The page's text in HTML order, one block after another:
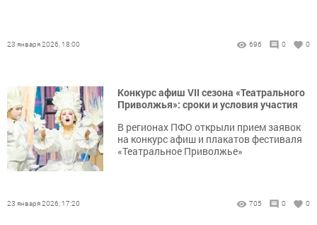
23 января 2026, 18:00 696 0 0
Конкурс афиш VII сезона «Театрального
Приволжья»: сроки и условия участия
В регионах ПФО открыли прием заявок
на конкурс афиш и плакатов фестиваля
«Театральное Приволжье»
23 января 2026, 17:20 705 0 0